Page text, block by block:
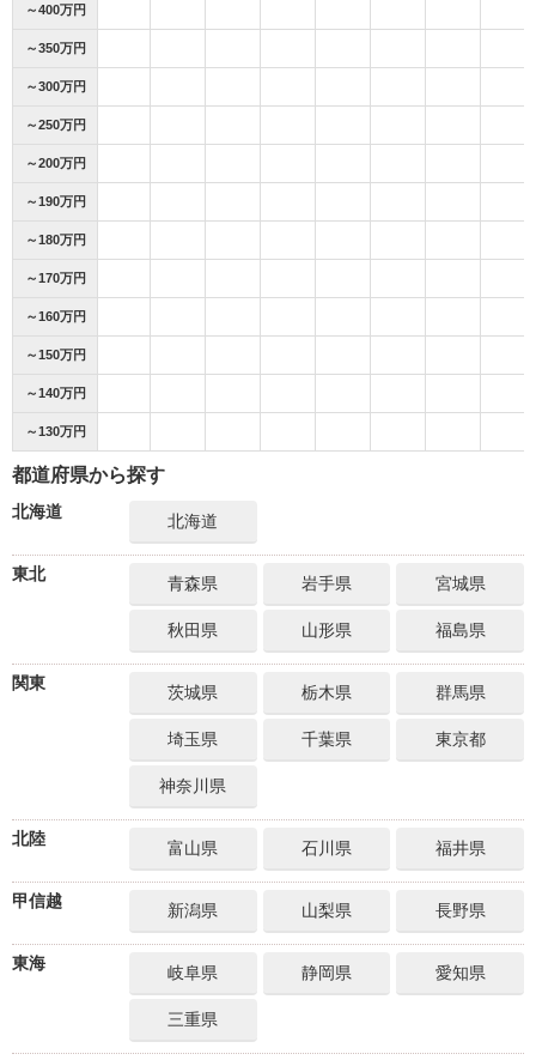
～400万円
～350万円
～300万円
～250万円
～200万円
～190万円
～180万円
～170万円
～160万円
～150万円
～140万円
～130万円
都道府県から探す
北海道 北海道
東北 青森県 岩手県 宮城県
秋田県 山形県 福島県
関東 茨城県 栃木県 群馬県
埼玉県 千葉県 東京都
神奈川県
北陸 富山県 石川県 福井県
甲信越 新潟県 山梨県 長野県
東海 岐阜県 静岡県 愛知県
三重県